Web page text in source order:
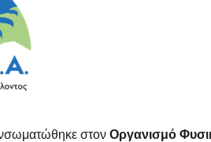
ΑΣΘΕΝΕΙΑ ΤΟΥ
στον Οργανισμό